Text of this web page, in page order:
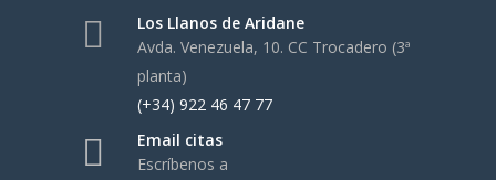
Los Llanos de Aridane
Avda. Venezuela, 10. CC Trocadero (3ª
planta)
(+34) 922 46 47 77
Email citas
Escríbenos a